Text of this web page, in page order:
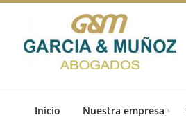
Inicio Nuestra empresa